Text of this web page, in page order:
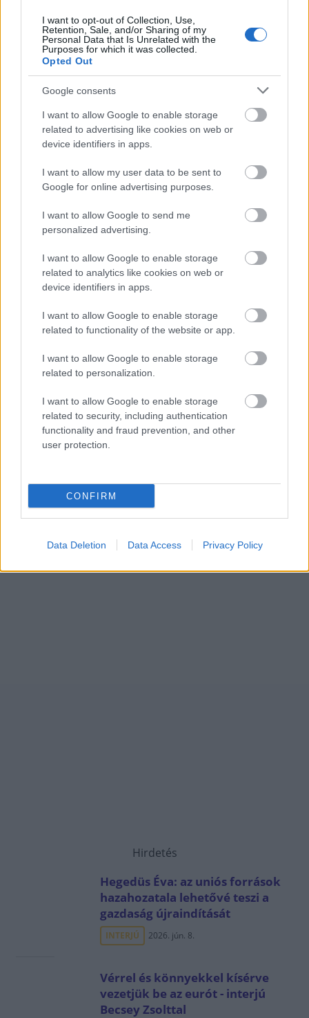
I want to opt-out of Collection, Use,
Retention, Sale, and/or Sharing of my
Personal Data that Is Unrelated with the
Purposes for which it was collected.
Opted Out
Google consents
I want to allow Google to enable storage
related to advertising like cookies on web or
device identifiers in apps.
I want to allow my user data to be sent to
Google for online advertising purposes.
I want to allow Google to send me
personalized advertising.
I want to allow Google to enable storage
related to analytics like cookies on web or
device identifiers in apps.
I want to allow Google to enable storage
related to functionality of the website or app.
I want to allow Google to enable storage
related to personalization.
I want to allow Google to enable storage
related to security, including authentication
functionality and fraud prevention, and other
user protection.
CONFIRM
Data Deletion Data Access Privacy Policy
figyelmeztetnek a titkosszolgálatok
HÍREK 5 órája
Heaven Street Seven: nézz vissza, és nézd
vissza!
orosz határon: 3 civil halott, 13 sebesült
Hirdetés
Hegedüs Éva: az uniós források
hazahozatala lehetővé teszi a
gazdaság újraindítását
INTERJÚ 2026. jún. 8.
Vérrel és könnyekkel kísérve
vezetjük be az eurót - interjú
Becsey Zsolttal